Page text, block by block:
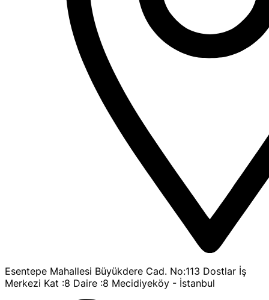
Esentepe Mahallesi Büyükdere Cad. No:113 Dostlar İş
Merkezi Kat :8 Daire :8 Mecidiyeköy - İstanbul